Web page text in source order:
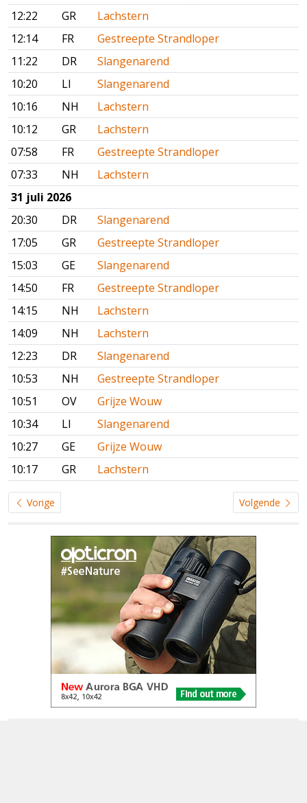
12:22
GR
Lachstern
12:14
FR
Gestreepte Strandloper
11:22
DR
Slangenarend
10:20
LI
Slangenarend
10:16
NH
Lachstern
10:12
GR
Lachstern
07:58
FR
Gestreepte Strandloper
07:33
NH
Lachstern
31 juli 2026
20:30
DR
Slangenarend
17:05
GR
Gestreepte Strandloper
15:03
GE
Slangenarend
14:50
FR
Gestreepte Strandloper
14:15
NH
Lachstern
14:09
NH
Lachstern
12:23
DR
Slangenarend
10:53
NH
Gestreepte Strandloper
10:51
OV
Grijze Wouw
10:34
LI
Slangenarend
10:27
GE
Grijze Wouw
10:17
GR Lachstern
Vorige Volgende